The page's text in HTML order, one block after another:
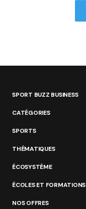
SPORT BUZZ BUSINESS
CATÉGORIES
SPORTS
THÉMATIQUES
ÉCOSYSTÈME
ÉCOLES ET FORMATIONS
NOS OFFRES